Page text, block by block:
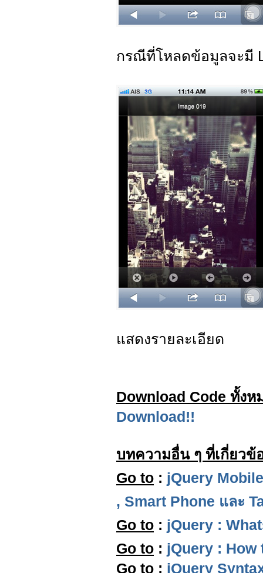
กรณีที่โหลดข้อมูลจะมี
แสดงรายละเอียด
Download Code ทั้งห
Download!!
บทความอื่น ๆ ที่เกี่ยวข้
Go to : jQuery
, Smart Phone และ
Go to : jQuery :
Go to : jQuery : How
Go to : jQuery